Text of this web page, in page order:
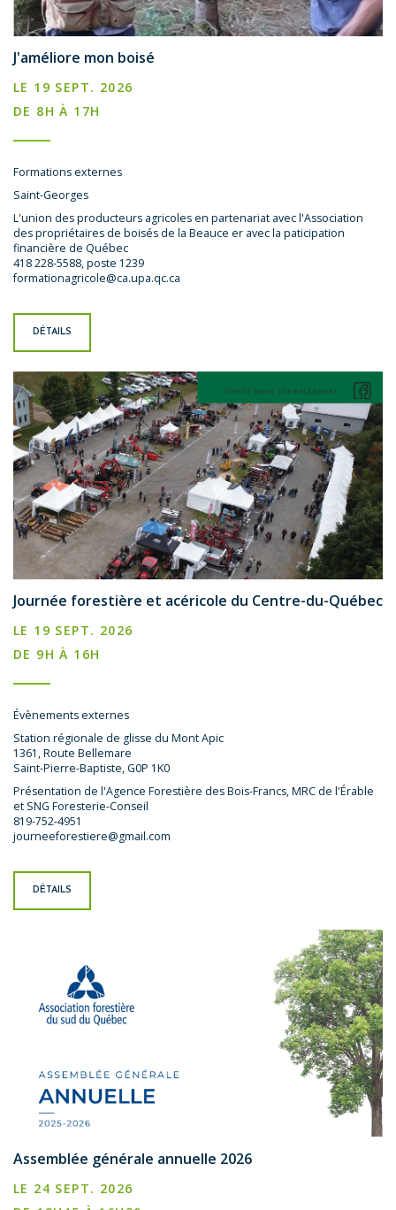
J'améliore mon boisé
LE 19 SEPT. 2026
DE 8H À 17H
Formations externes
Saint-Georges
L'union des producteurs agricoles en partenariat avec l'Association
des propriétaires de boisés de la Beauce er avec la paticipation
financière de Québec
418 228-5588, poste 1239
formationagricole@ca.upa.qc.ca
DÉTAILS
Journée forestière et acéricole du Centre-du-Québec
LE 19 SEPT. 2026
DE 9H À 16H
Évènements externes
Station régionale de glisse du Mont Apic
1361, Route Bellemare
Saint-Pierre-Baptiste, G0P 1K0
Présentation de l'Agence Forestière des Bois-Francs, MRC de l'Érable
et SNG Foresterie-Conseil
819-752-4951
journeeforestiere@gmail.com
DÉTAILS
Assemblée générale annuelle 2026
LE 24 SEPT. 2026